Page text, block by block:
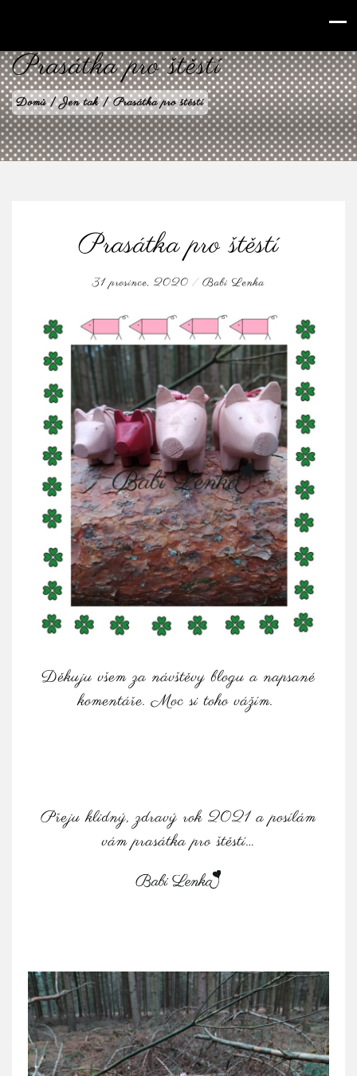
Prasátka pro štěstí
Domů|Jen tak |Prasátka pro štěstí
Prasátka pro štěstí
31 prosince, 2020/ Babi Lenka
Děkuju všem za návštěvy blogu a napsané
komentáře. Moc si toho vážím.
Přeju klidný, zdravý rok 2021 a posílám
vám prasátka pro štěstí…